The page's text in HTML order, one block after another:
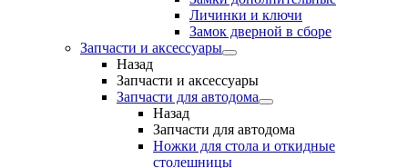
Личинки и ключи
Замок дверной в сборе
Запчасти и аксессуары
Назад
Запчасти и аксессуары
Запчасти для автодома
Назад
Запчасти для автодома
Ножки для стола и откидные
столешницы